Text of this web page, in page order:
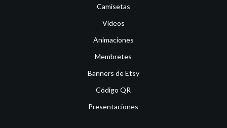
Camisetas
Vídeos
Animaciones
Membretes
Banners de Etsy
Código QR
Presentaciones